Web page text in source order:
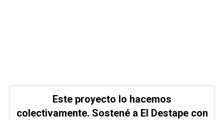
Este proyecto lo hacemos
colectivamente. Sostené a El Destape con